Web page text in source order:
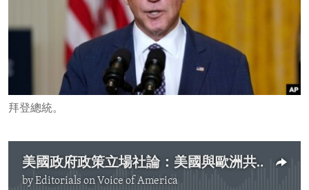
MIDDLE EAST
DEMOCRACY AND GOVERNANCE
ECONOMY AND TRADE
ENVIRONMENT AND HEALTH
IDEALS AND INSTITUTIONS
拜登總統。
美國政府政策立場社論：美國與歐洲共同對抗俄羅斯的威脅
byEditorials on Voice of America